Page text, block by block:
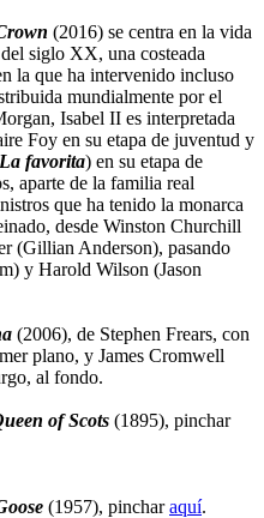
(2016) se centra en la vida
siglo XX, una costeada
la que ha intervenido incluso
mundialmente por el
Isabel II es interpretada
Foy en su etapa de juventud y
La favorita) en su etapa de
aparte de la familia real
que ha tenido la monarca
desde Winston Churchill
(Gillian Anderson), pasando
y Harold Wilson (Jason
(2006), de Stephen Frears, con
plano, y James Cromwell
al fondo.
of Scots (1895), pinchar
(1957), pincharaquí.